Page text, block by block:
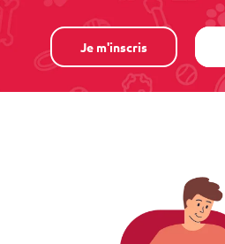
Je m'inscris